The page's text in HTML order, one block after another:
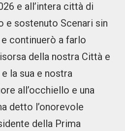
e all’intera città di
e sostenuto Scenari sin
continuerò a farlo
della nostra Città e
la sua e nostra
all’occhiello e una
detto l’onorevole
della Prima